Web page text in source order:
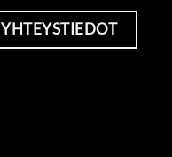
YHTEYSTIEDOT